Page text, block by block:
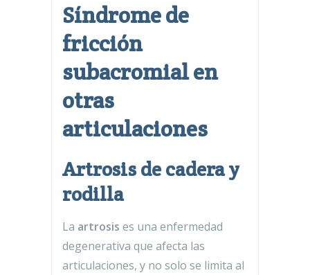
Síndrome de
fricción
subacromial en
otras
articulaciones
Artrosis de cadera y
rodilla
La artrosis es una enfermedad
degenerativa que afecta las
articulaciones, y no solo se limita al